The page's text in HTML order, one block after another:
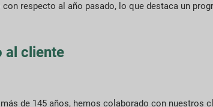
respecto al año pasado, lo que destaca un
al cliente
de 145 años, hemos colaborado con nuestros